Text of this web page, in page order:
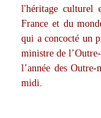
l'héritage culturel
France et du
qui a concocté un
ministre de
l’année des
midi.